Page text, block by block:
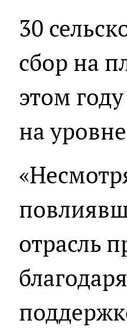
30
сбор на
этом
на
отрасль